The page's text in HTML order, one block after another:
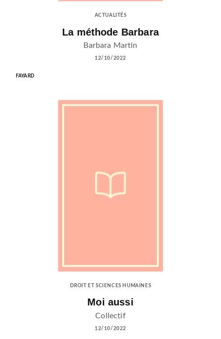
ACTUALITÉS
La méthode Barbara
Barbara Martin
12/10/2022
FAYARD
DROIT ET SCIENCES HUMAINES
Moi aussi
Collectif
12/10/2022